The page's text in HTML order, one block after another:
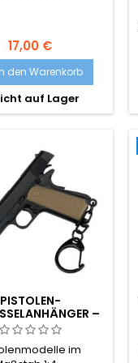
17,00 €
den Warenkorb
auf Lager
PISTOLEN-
–
TEILE
im